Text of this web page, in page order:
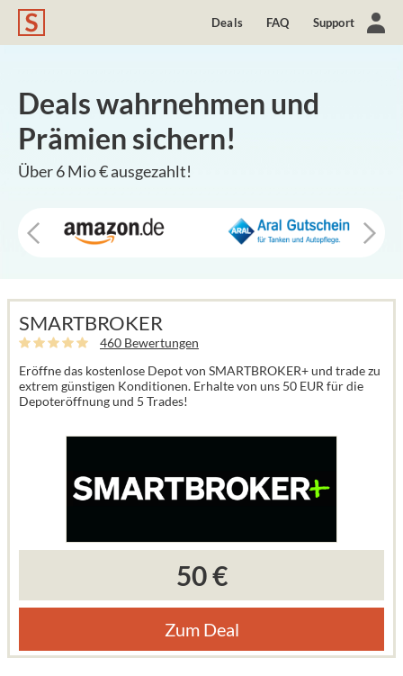
Deals FAQ Support
Deals wahrnehmen und
Prämien sichern!
Über 6 Mio € ausgezahlt!
SMARTBROKER
460 Bewertungen
Eröffne das kostenlose Depot von SMARTBROKER+ und trade zu
extrem günstigen Konditionen. Erhalte von uns 50 EUR für die
Depoteröffnung und 5 Trades!
50 €
Zum Deal